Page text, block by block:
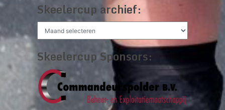
Skeelercup archief:
archief:
Skeelercup Sponsors: